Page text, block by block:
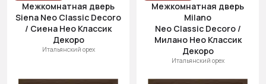
Межкомнатная дверь
Siena Neo Classic Decoro
/ Сиена Нео Классик
Декоро
Итальянский орех
Межкомнатная дверь
Milano
Neo Classic Decoro /
Милано Нео Классик
Декоро
Итальянский орех